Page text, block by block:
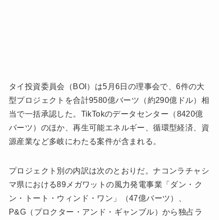
タイ投資委員会（BOI）は5月6日の理事会で、6件の大
型プロジェクトを合計9580億バーツ（約290億ドル）相
当で一括承認した。TikTokのデータセンター（8420億
バーツ）のほか、再生可能エネルギー、循環型経済、資
源産業など多岐にわたる案件が含まれる。
プロジェクト別の内訳は次のとおりだ。ナコンラチャシ
マ県における89メガワットの風力発電事業「ダン・ク
ン・トート・ウィンド・ワン」（47億バーツ）、
P&G（プロクター・アンド・ギャンブル）から独占ラ